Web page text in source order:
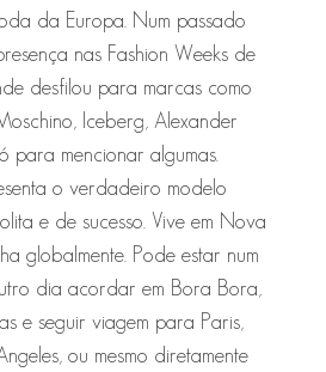
da Europa. Num passado
nas Fashion Weeks de
desfilou para marcas como
Iceberg, Alexander
para mencionar algumas.
o verdadeiro modelo
e de sucesso. Vive em Nova
globalmente. Pode estar num
dia acordar em Bora Bora,
e seguir viagem para Paris,
ou mesmo diretamente